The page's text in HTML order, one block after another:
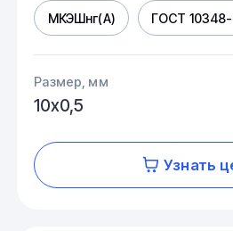
МКЭШнг(А) ГОСТ
Размер, мм
10х0,5
Узнать